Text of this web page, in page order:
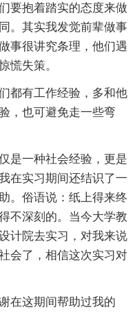
要抱着踏实的态度来做
。其实我发觉前辈做事
事很讲究条理，他们遇
慌失策。
都有工作经验，多和他
，也可避免走一些弯
是一种社会经验，更是
在实习期间还结识了一
。俗语说：纸上得来终
不深刻的。当今大学教
计院去实习，对我来说
会了，相信这次实习对
在这期间帮助过我的